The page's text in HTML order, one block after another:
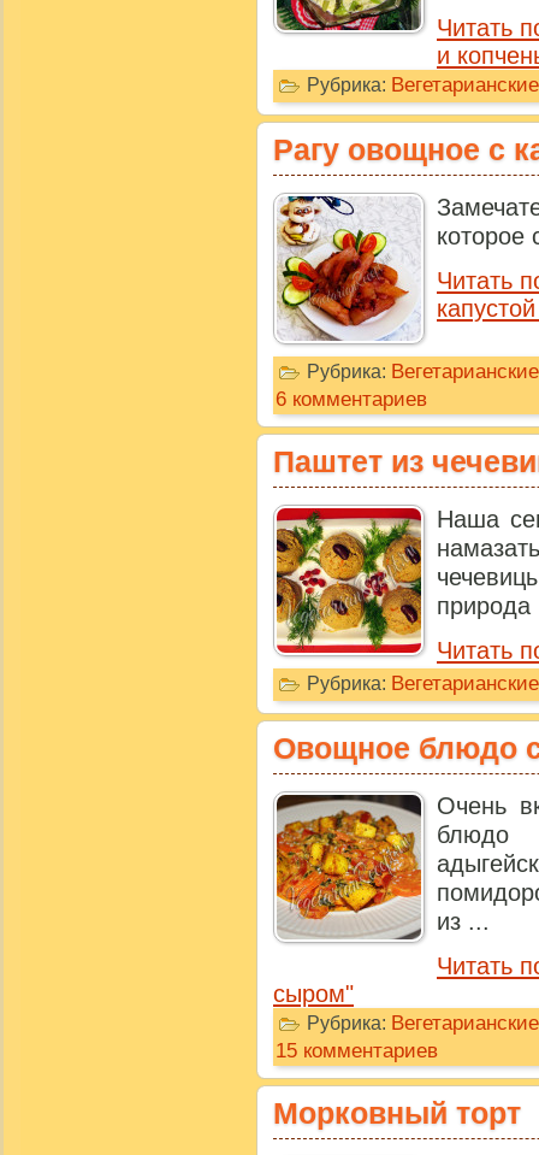
Читать
и
Рубрика:
Рагу овощное с
которое
Читать
Рубрика:
6 комментариев
Паштет из
Наша
природа
Читать
Рубрика:
Овощное блюдо
Очень
блюдо
из ...
Читать
сыром"
Рубрика:
15 комментариев
Морковный торт